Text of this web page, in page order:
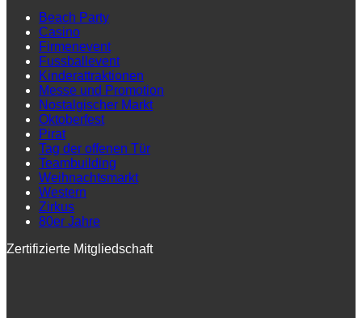
Beach Party
Casino
Firmenevent
Fussballevent
Kinderattraktionen
Messe und Promotion
Nostalgischer Markt
Oktoberfest
Pirat
Tag der offenen Tür
Teambuilding
Weihnachtsmarkt
Western
Zirkus
80er Jahre
Zertifizierte Mitgliedschaft